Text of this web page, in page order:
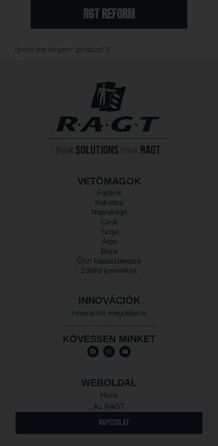
RGT REFORM
[print-me target=".product"/]
VETŐMAGOK
Fajtáink
Kukorica
Napraforgó
Cirok
Szója
Árpa
Búza
Őszi káposztarepce
Zöldítő keverékek
INNOVÁCIÓK
Innovációs megoldások
KÖVESSEN MINKET
WEBOLDAL
Hírek
Az RAGT
KAPCSOLAT